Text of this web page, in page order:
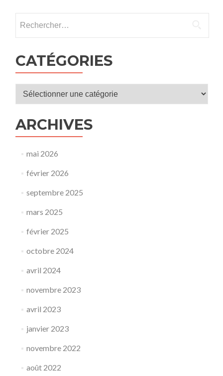
CATÉGORIES
Catégories
ARCHIVES
mai 2026
février 2026
septembre 2025
mars 2025
février 2025
octobre 2024
avril 2024
novembre 2023
avril 2023
janvier 2023
novembre 2022
août 2022